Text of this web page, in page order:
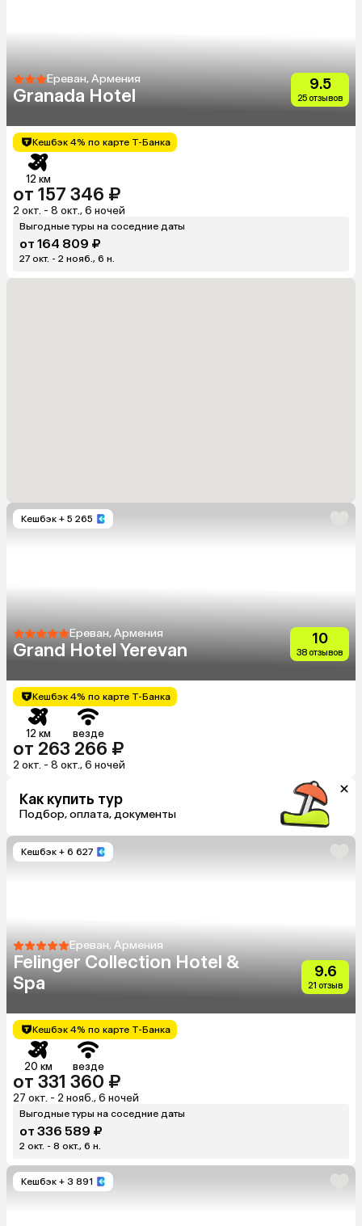
Ереван, Армения
Granada Hotel
9.5
25 отзывов
Кешбэк 4% по карте Т-Банка
12 км
от 157 346 ₽
2 окт. - 8 окт., 6 ночей
Выгодные туры на соседние даты
от 164 809 ₽
27 окт. - 2 нояб., 6 н.
Кешбэк + 5 265
Ереван, Армения
Grand Hotel Yerevan
10
38 отзывов
Кешбэк 4% по карте Т-Банка
12 км везде
от 263 266 ₽
2 окт. - 8 окт., 6 ночей
Как купить тур
Подбор, оплата, документы
Кешбэк + 6 627
Ереван, Армения
Felinger Collection Hotel &
Spa
9.6
21 отзыв
Кешбэк 4% по карте Т-Банка
20 км везде
от 331 360 ₽
27 окт. - 2 нояб., 6 ночей
Выгодные туры на соседние даты
от 336 589 ₽
2 окт. - 8 окт., 6 н.
Кешбэк + 3 891